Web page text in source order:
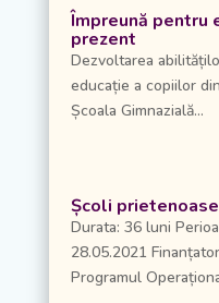
Împreună pentru
prezent
Dezvoltarea
educație a copiilor
Școala Gimnazială...
Școli
Durata: 36 luni
28.05.2021
Programul